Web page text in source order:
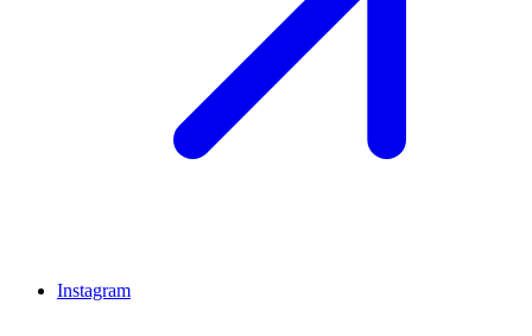
Instagram